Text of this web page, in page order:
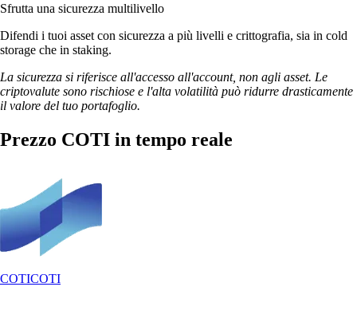
Sfrutta una sicurezza multilivello
Difendi i tuoi asset con sicurezza a più livelli e crittografia, sia in cold
storage che in staking.
La sicurezza si riferisce all'accesso all'account, non agli asset. Le
criptovalute sono rischiose e l'alta volatilità può ridurre drasticamente
il valore del tuo portafoglio.
Prezzo COTI in tempo reale
COTICOTI